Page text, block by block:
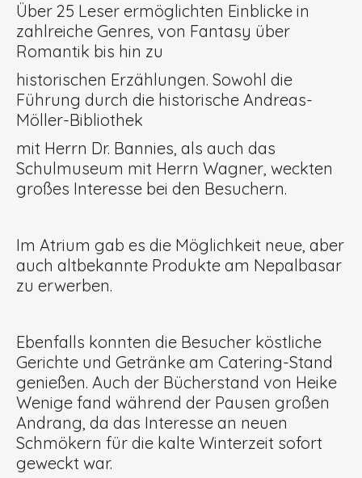
Über 25 Leser ermöglichten Einblicke in
zahlreiche Genres, von Fantasy über
Romantik bis hin zu
historischen Erzählungen. Sowohl die
Führung durch die historische Andreas-
Möller-Bibliothek
mit Herrn Dr. Bannies, als auch das
Schulmuseum mit Herrn Wagner, weckten
großes Interesse bei den Besuchern.
Im Atrium gab es die Möglichkeit neue, aber
auch altbekannte Produkte am Nepalbasar
zu erwerben.
Ebenfalls konnten die Besucher köstliche
Gerichte und Getränke am Catering-Stand
genießen. Auch der Bücherstand von Heike
Wenige fand während der Pausen großen
Andrang, da das Interesse an neuen
Schmökern für die kalte Winterzeit sofort
geweckt war.